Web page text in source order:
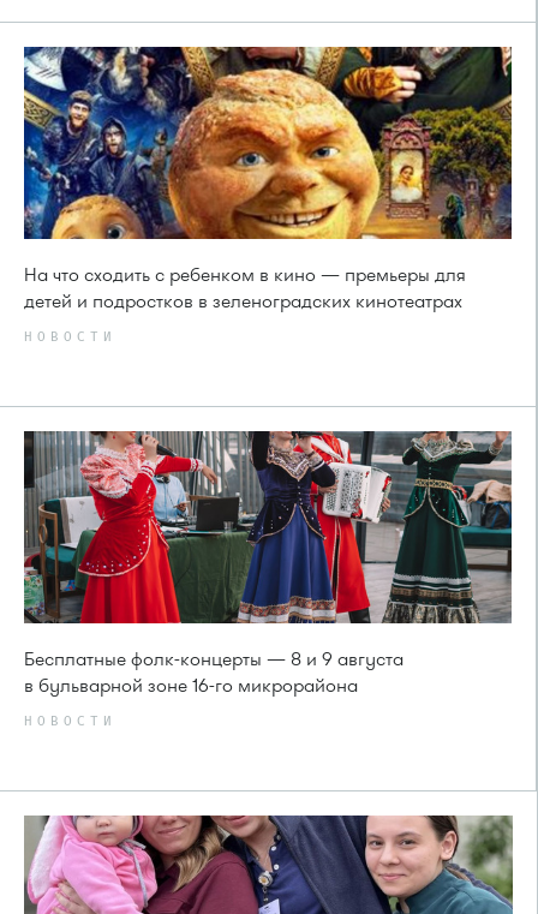
На что сходить с ребенком в кино — премьеры для
детей и подростков в зеленоградских кинотеатрах
НОВОСТИ
Бесплатные фолк-концерты — 8 и 9 августа
в бульварной зоне 16-го микрорайона
НОВОСТИ